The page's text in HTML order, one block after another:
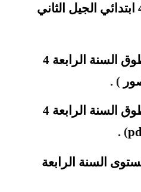
معلقات السنة الرابعة 4 ابتدائي الجيل الثاني
جميع نصوص فهم المنطوق السنة الرابعة 4
)
.
جميع نصوص فهم المنطوق السنة الرابعة 4
)
.
السنة الرابعة